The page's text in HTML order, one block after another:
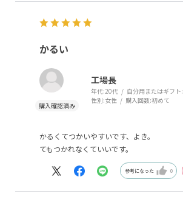
かるい
工場長
年代:20代 自分用またはギフト:
性別:女性 購入回数:初めて
かるくてつかいやすいです、よき。
てもつかれなくていいです。
参考になった 0